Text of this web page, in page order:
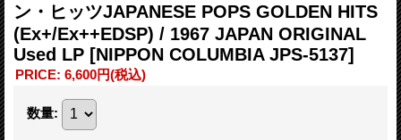
ン・ヒッツJAPANESE POPS GOLDEN HITS
(Ex+/Ex++EDSP) / 1967 JAPAN ORIGINAL
Used LP [NIPPON COLUMBIA JPS-5137]
PRICE: 6,600円(税込)
数量: